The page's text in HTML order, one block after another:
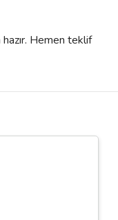
Hemen teklif